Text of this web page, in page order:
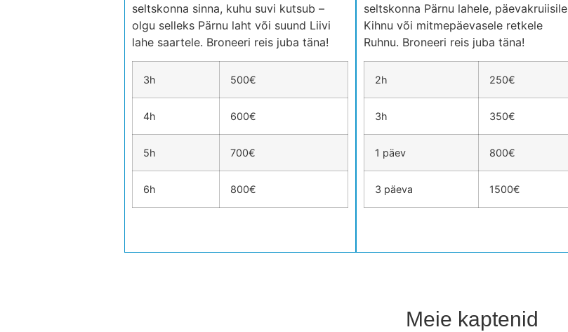
seltskonna sinna, kuhu suvi kutsub –
olgu selleks Pärnu laht või suund Liivi
lahe saartele. Broneeri reis juba täna!
3h 500€
4h 600€
5h 700€
6h 800€
seltskonna Pärnu lahele, päevakruiisile
Kihnu või mitmepäevasele retkele
Ruhnu. Broneeri reis juba täna!
2h 250€
3h 350€
1 päev 800€
3 päeva 1500€
Meie kaptenid